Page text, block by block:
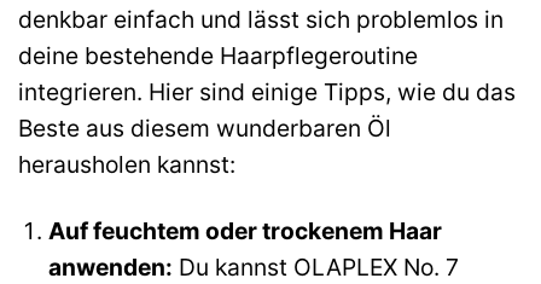
denkbar einfach und lässt sich problemlos in
deine bestehende Haarpflegeroutine
integrieren. Hier sind einige Tipps, wie du das
Beste aus diesem wunderbaren Öl
herausholen kannst:
Auf feuchtem oder trockenem Haar
anwenden: Du kannst OLAPLEX No. 7